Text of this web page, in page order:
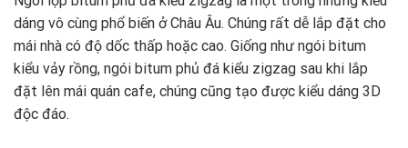
dáng vô cùng phổ biến ở Châu Âu. Chúng rất dễ lắp đặt cho
mái nhà có độ dốc thấp hoặc cao. Giống như ngói bitum
kiểu vảy rồng, ngói bitum phủ đá kiểu zigzag sau khi lắp
đặt lên mái quán cafe, chúng cũng tạo được kiểu dáng 3D
độc đáo.